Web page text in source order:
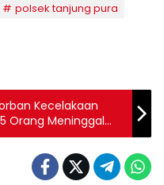
polsek tanjung pura
Kecelakaan
Orang Meninggal